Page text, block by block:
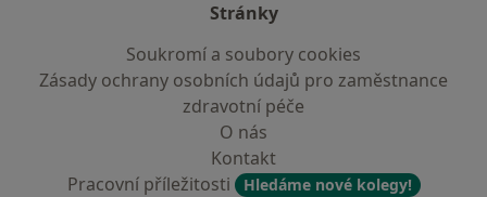
Stránky
Soukromí a soubory cookies
Zásady ochrany osobních údajů pro zaměstnance
zdravotní péče
O nás
Kontakt
Pracovní příležitosti
Hledáme nové kolegy!